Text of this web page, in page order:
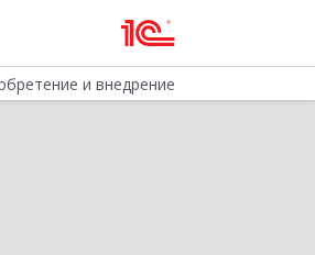
и внедрение